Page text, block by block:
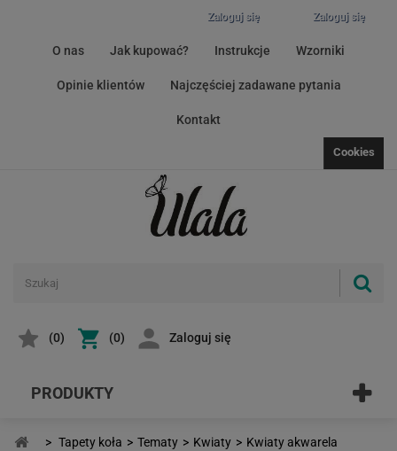
Zaloguj się
Zaloguj się
O nas Jak kupować? Instrukcje Wzorniki
Opinie klientów Najczęściej zadawane pytania
Kontakt
Cookies
(0) (0) Zaloguj się
PRODUKTY
> Tapety koła > Tematy > Kwiaty > Kwiaty akwarela